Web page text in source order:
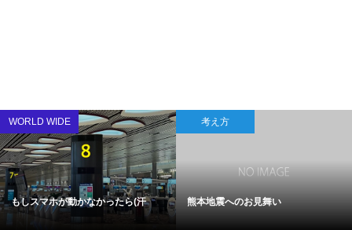
WORLD WIDE
もしスマホが動かなかったら(汗
考え方
熊本地震へのお見舞い